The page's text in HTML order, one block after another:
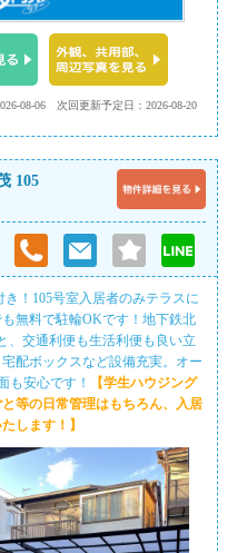
次回更新予定日：2026-08-20
08-06
105
！105号室入居者のみテラスに
無料で駐輪OKです！地下鉄北
、交通利便も生活利便も良い立
配ボックスなど設備充実。オー
も安心です！
【学生ハウジング
等の日常管理はもちろん、入居
します！】